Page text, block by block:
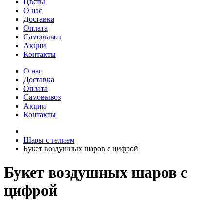
Цветы
О нас
Доставка
Оплата
Самовывоз
Акции
Контакты
О нас
Доставка
Оплата
Самовывоз
Акции
Контакты
Шары с гелием
Букет воздушных шаров с цифрой
Букет воздушных шаров с
цифрой